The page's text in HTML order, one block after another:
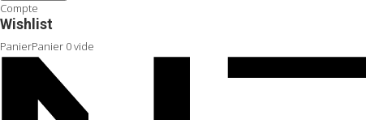
Compte
Wishlist
PanierPanier 0vide